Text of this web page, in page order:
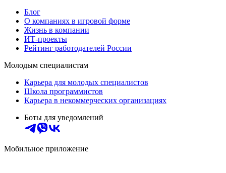
Блог
О компаниях в игровой форме
Жизнь в компании
ИТ-проекты
Рейтинг работодателей России
Молодым специалистам
Карьера для молодых специалистов
Школа программистов
Карьера в некоммерческих организациях
Боты для уведомлений
Мобильное приложение